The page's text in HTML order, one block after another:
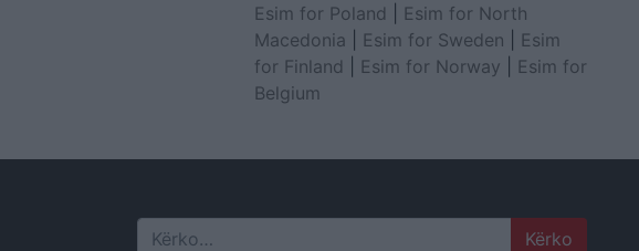
Esim for Poland
Esim for North
Macedonia
Esim for Sweden
Esim
for Finland
Esim for Norway
Esim for
Belgium